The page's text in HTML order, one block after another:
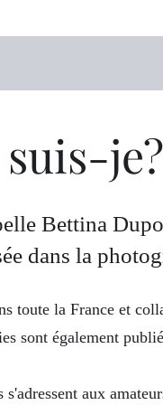
je?
Bettina
dans la
toute la France et
sont également
aux